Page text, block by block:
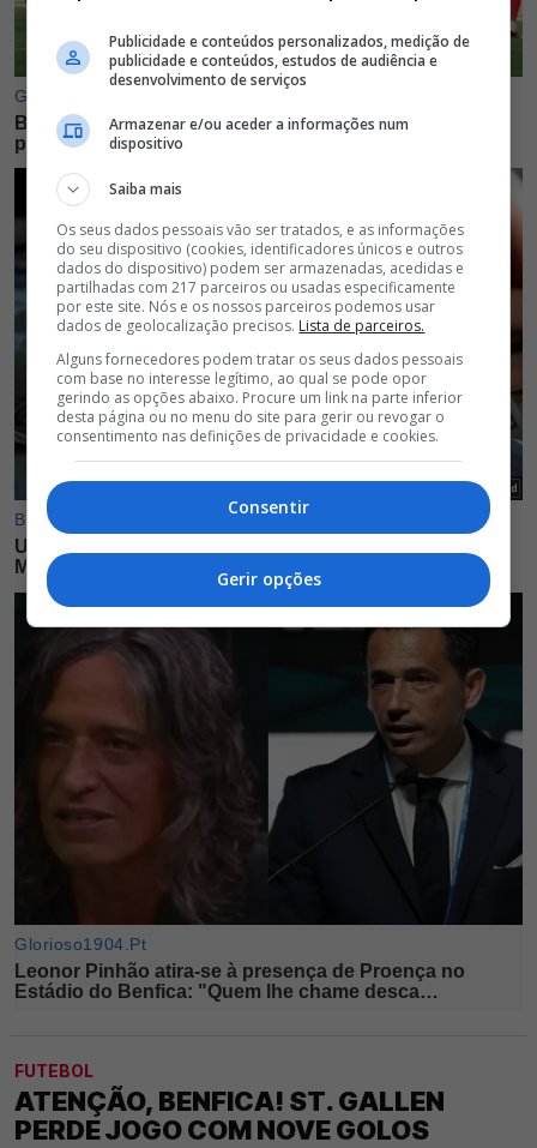
FUTEBOL
ATENÇÃO, BENFICA! ST. GALLEN
PERDE JOGO COM NOVE GOLOS
Publicidade e conteúdos personalizados, medição de
publicidade e conteúdos, estudos de audiência e
desenvolvimento de serviços
Armazenar e/ou aceder a informações num
dispositivo
Saiba mais
Os seus dados pessoais vão ser tratados, e as informações
do seu dispositivo (cookies, identificadores únicos e outros
dados do dispositivo) podem ser armazenadas, acedidas e
partilhadas com 217 parceiros ou usadas especificamente
por este site. Nós e os nossos parceiros podemos usar
dados de geolocalização precisos. Lista de parceiros.
Alguns fornecedores podem tratar os seus dados pessoais
com base no interesse legítimo, ao qual se pode opor
gerindo as opções abaixo. Procure um link na parte inferior
desta página ou no menu do site para gerir ou revogar o
consentimento nas definições de privacidade e cookies.
Consentir
Gerir opções